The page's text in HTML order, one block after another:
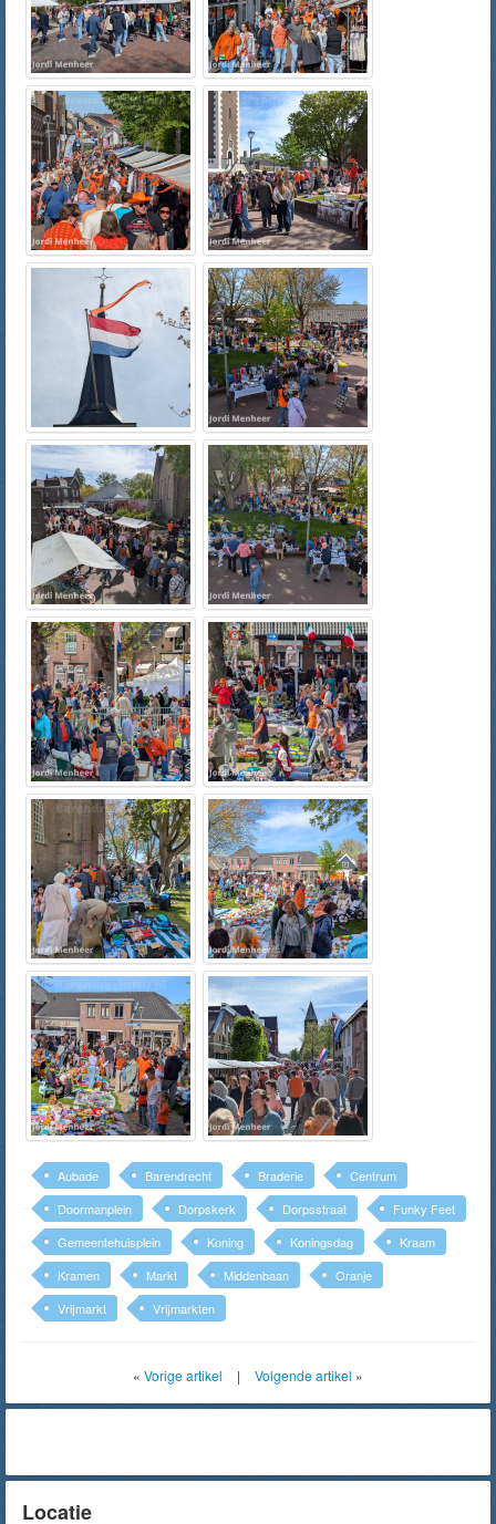
Aubade Barendrecht Braderie
Centrum
Doormanplein
Dorpskerk Dorpsstraat
Funky Feet
Gemeentehuisplein
Koning Koningsdag
Kraam
Kramen
Markt Middenbaan
Oranje
Vrijmarkt
Vrijmarkten
« Vorige artikel | Volgende artikel »
Locatie